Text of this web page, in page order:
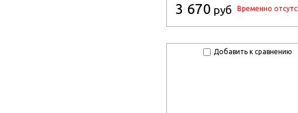
3 670 руб Временно
Добавить к сравнению